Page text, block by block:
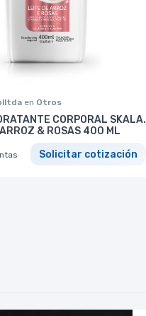
en Otros
CORPORAL SKALA.
& ROSAS 400 ML
Solicitar cotización